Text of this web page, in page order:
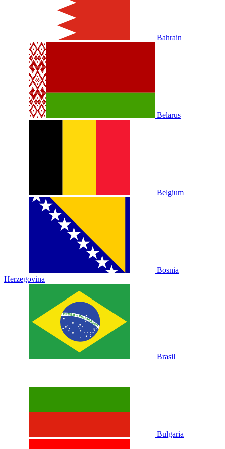
Bahrain
Belarus
Belgium
Bosnia
Herzegovina
Brasil
Bulgaria